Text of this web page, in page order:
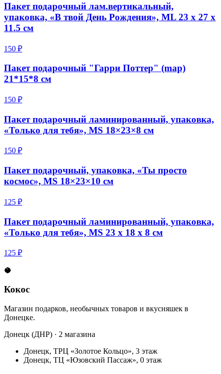
Пакет подарочный лам.вертикальный,
упаковка, «В твой День Рождения», ML 23 х 27 х
11.5 см
150 ₽
Пакет подарочный "Гарри Поттер" (map)
21*15*8 см
150 ₽
Пакет подарочный ламинированный, упаковка,
«Только для тебя», MS 18×23×8 см
150 ₽
Пакет подарочный, упаковка, «Ты просто
космос», MS 18×23×10 см
125 ₽
Пакет подарочный ламинированный, упаковка,
«Только для тебя», MS 23 х 18 х 8 см
125 ₽
🥥
Кокос
Магазин подарков, необычных товаров и вкусняшек в
Донецке.
Донецк (ДНР) · 2 магазина
Донецк, ТРЦ «Золотое Кольцо», 3 этаж
Донецк, ТЦ «Юзовский Пассаж», 0 этаж